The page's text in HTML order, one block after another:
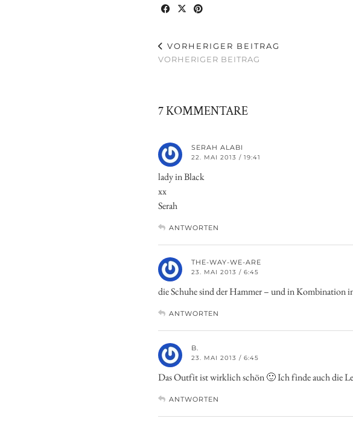
VORHERIGER BEITRAG
VORHERIGER BEITRAG
7 KOMMENTARE
SERAH ALABI
22. MAI 2013 / 19:41
lady in Black
xx
Serah
ANTWORTEN
THE-WAY-WE-ARE
23. MAI 2013 / 6:45
die Schuhe sind der Hammer – und in Kombination
ANTWORTEN
B.
23. MAI 2013 / 6:45
Das Outfit ist wirklich schön 🙂 Ich finde auch die
ANTWORTEN